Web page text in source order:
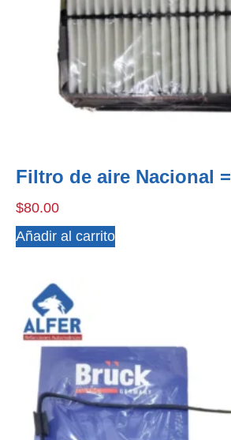
Filtro de aire Nacional
$80.00
Añadir al carrito